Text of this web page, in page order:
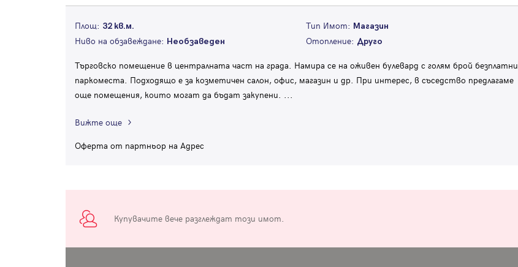
Площ: 32 кв.м. Тип Имот: Магазин
Ниво на обзавеждане: Необзаведен Отопление: Друго
Търговско помещение в централната част на града. Намира се на оживен булевард с голям брой безплатни
паркоместа. Подходящо е за козметичен салон, офис, магазин и др. При интерес, в съседство предлагаме
още помещения, които могат да бъдат закупени. ...
Вижте още
Оферта от партньор на Адрес
Купувачите вече разглеждат този имот.